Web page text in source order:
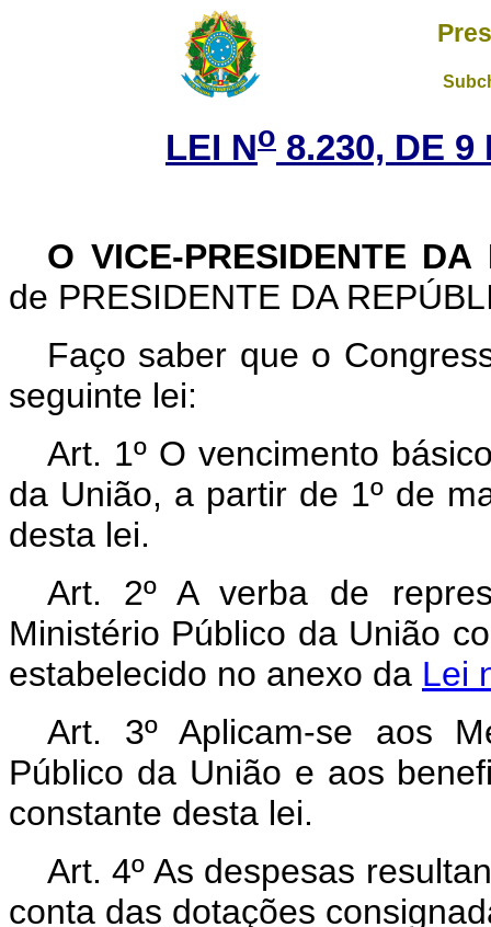
LEI No 8.230, DE 9
O VICE-PRESIDENTE DA
de PRESIDENTE DA
Faço saber que o
seguinte lei:
Art. 1º O vencimento
da União, a partir de 1º de
desta lei.
Art. 2º A verba de
Ministério Público da União
estabelecido no anexo da Lei
Art. 3º Aplicam-se aos
Público da União e aos
constante desta lei.
Art. 4º As despesas
conta das dotações